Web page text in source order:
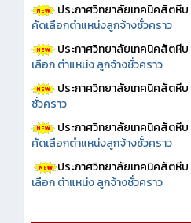
ประกาศวิทยาลัยเทคนิคสัตหีบ
คัดเลือกตำแหน่งลูกจ้างชั่วคราว
ประกาศวิทยาลัยเทคนิคสัตหีบ
เลือก ตำแหน่ง ลูกจ้างชั่วคราว
ประกาศวิทยาลัยเทคนิคสัตหีบ
ชั่วคราว
ประกาศวิทยาลัยเทคนิคสัตหีบ
คัดเลือกตำแหน่งลูกจ้างชั่วคราว
ประกาศวิทยาลัยเทคนิคสัตหีบ
เลือก ตำแหน่ง ลูกจ้างชั่วคราว